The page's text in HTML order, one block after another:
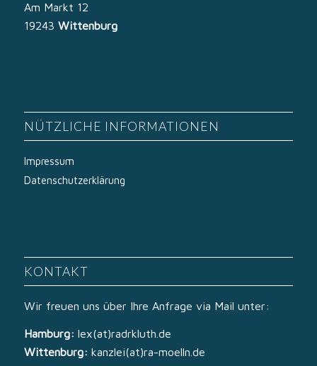
Am Markt 12
19243 Wittenburg
NÜTZLICHE INFORMATIONEN
Impressum
Datenschutzerklärung
KONTAKT
Wir freuen uns über Ihre Anfrage via Mail unter:
Hamburg: lex(at)radrkluth.de
Wittenburg: kanzlei(at)ra-moelln.de